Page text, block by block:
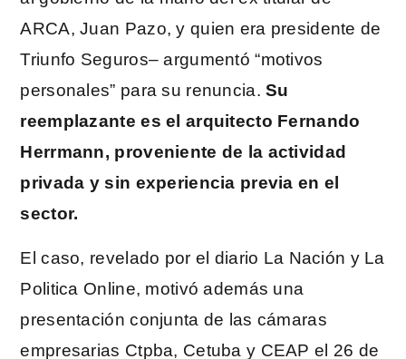
ARCA, Juan Pazo, y quien era presidente de
Triunfo Seguros– argumentó “motivos
personales” para su renuncia. Su
reemplazante es el arquitecto Fernando
Herrmann, proveniente de la actividad
privada y sin experiencia previa en el
sector.
El caso, revelado por el diario La Nación y La
Politica Online, motivó además una
presentación conjunta de las cámaras
empresarias Ctpba, Cetuba y CEAP el 26 de